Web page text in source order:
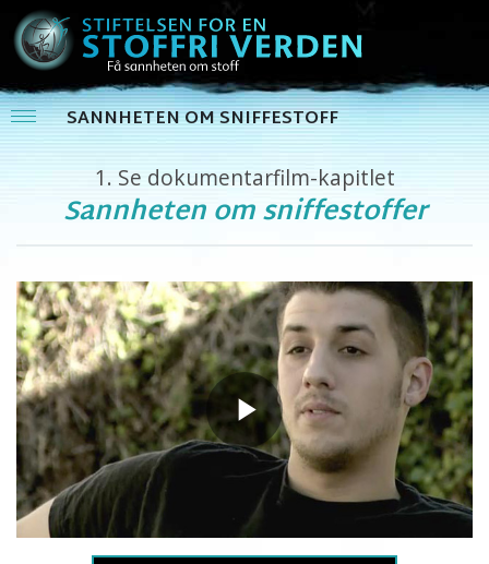
SANNHETEN OM SNIFFESTOFF
1. Se dokumentarfilm-kapitlet
Sannheten om sniffestoffer
Play
Video